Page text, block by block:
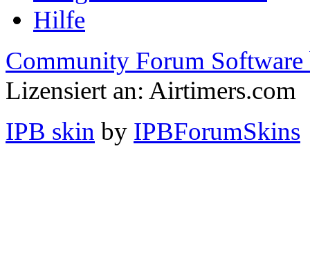
Hilfe
Community Forum Software
Lizensiert an: Airtimers.com
IPB skin by IPBForumSkins